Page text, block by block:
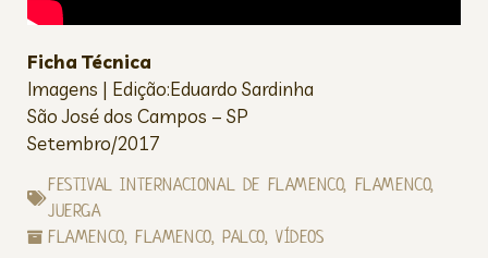
Ficha Técnica
Imagens | Edição:Eduardo Sardinha
São José dos Campos – SP
Setembro/2017
FESTIVAL INTERNACIONAL DE FLAMENCO, FLAMENCO,
JUERGA
FLAMENCO,FLAMENCO,PALCO,VÍDEOS